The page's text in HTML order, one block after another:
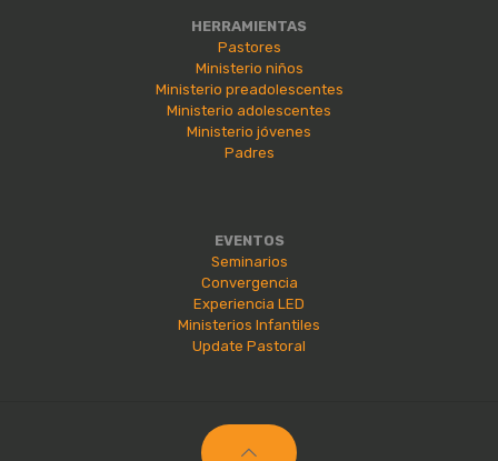
HERRAMIENTAS
Pastores
Ministerio niños
Ministerio preadolescentes
Ministerio adolescentes
Ministerio jóvenes
Padres
EVENTOS
Seminarios
Convergencia
Experiencia LED
Ministerios Infantiles
Update Pastoral